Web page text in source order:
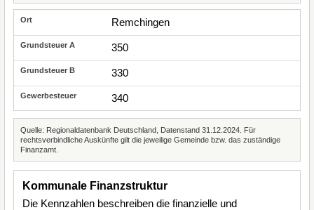
Remchingen
350
330
340
Quelle: Regionaldatenbank Deutschland, Datenstand 31.12.2024. Für
rechtsverbindliche Auskünfte gilt die jeweilige Gemeinde bzw. das zuständige
Finanzamt.
Kommunale Finanzstruktur
Die Kennzahlen beschreiben die finanzielle und